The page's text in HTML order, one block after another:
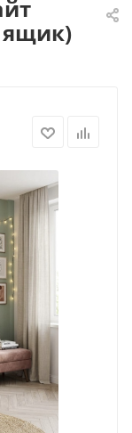
ящик)